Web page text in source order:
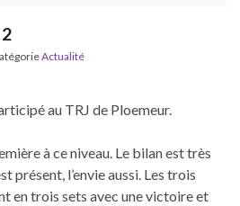
Actualité
au TRJ de Ploemeur.
à ce niveau. Le bilan est très
présent, l’envie aussi. Les trois
en trois sets avec une victoire et